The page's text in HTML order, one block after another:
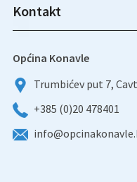
Kontakt
Općina Konavle
Trumbićev put 7,
+385 (0)20 478401